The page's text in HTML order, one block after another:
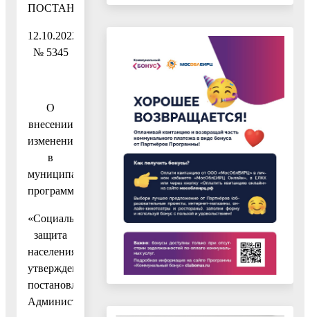
ПОСТАНОВЛЕНИЕ
12.10.2022
№ 5345
О
внесении
изменений
в
муниципальную
программу
«Социальная
защита
населения»,
утвержденную
постановлением
Администрации